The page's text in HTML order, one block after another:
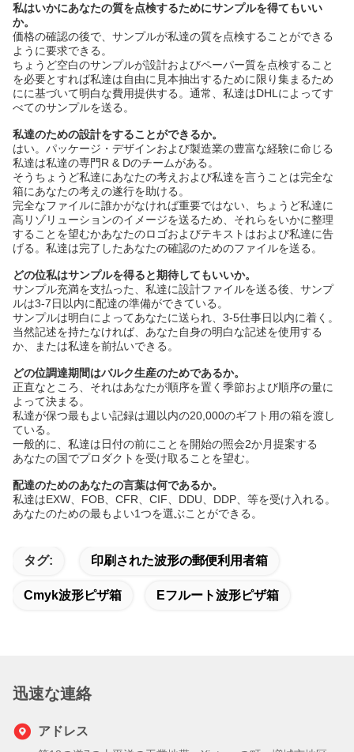
私はいかにあなたの質を点検するためにサンプルを得てもいい
か。
価格の確認の後で、サンプルが私達の質を点検することができる
ように要求できる。
ちょうど空白のサンプルが設計およびペーパー質を点検すること
を必要とすれば私達は自由に見本抽出するために限り集まるため
にに基づいて明白な費用提供する。通常、私達はDHLによってす
べてのサンプルを送る。
私達のための設計をすることができるか。
はい。パッケージ・デザインおよび製造業の豊富な経験に命じる
私達は私達の専門R & Dのチームがある。
そうちょうど私達にあなたの考えおよび私達を言うことは完全な
箱にあなたの考えの遂行を助ける。
完全なファイルに誰かがなければ重要ではない、ちょうど私達に
高リゾリューションのイメージを送るため、それらをいかに整理
することを望むかあなたのロゴおよびテキストはおよび私達に告
げる。私達は完了したあなたの確認のためのファイルを送る。
どの位私はサンプルを得ると期待してもいいか。
サンプル充満を支払った、私達に設計ファイルを送る後、サンプ
ルは3-7日以内に配達の準備ができている。
サンプルは明白によってあなたに送られ、3-5仕事日以内に着く。
当然記述を持たなければ、あなた自身の明白な記述を使用する
か、または私達を前払いできる。
どの位調達期間はバルク生産のためであるか。
正直なところ、それはあなたが順序を置く季節および順序の量に
よって決まる。
私達が保つ最もよい記録は週以内の20,000のギフト用の箱を渡し
ている。
一般的に、私達は日付の前にことを開始の照会2か月提案する
あなたの国でプロダクトを受け取ることを望む。
配達のためのあなたの言葉は何であるか。
私達はEXW、FOB、CFR、CIF、DDU、DDP、等を受け入れる。
あなたのための最もよい1つを選ぶことができる。
タグ: 印刷された波形の郵便利用者箱
Cmyk波形ピザ箱 Eフルート波形ピザ箱
迅速な連絡
アドレス